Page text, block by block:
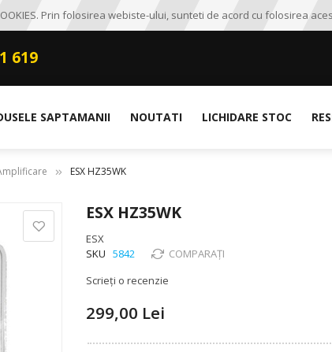
Prin folosirea webiste-ului, sunteti de acord cu folosirea
619
SAPTAMANII NOUTATI LICHIDARE STOC
ESX HZ35WK
ESX HZ35WK
ESX
SKU 5842
COMPARAȚI
Scrieți o recenzie
299,00 Lei